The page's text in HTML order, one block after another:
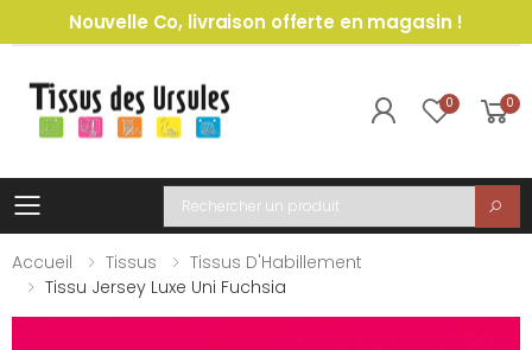
Nouvelle Co, livraison offerte en magasin !
0 0
Toggle mobile menu
Recherche
Accueil
Tissus
Tissus D'Habillement
Tissu Jersey Luxe Uni Fuchsia